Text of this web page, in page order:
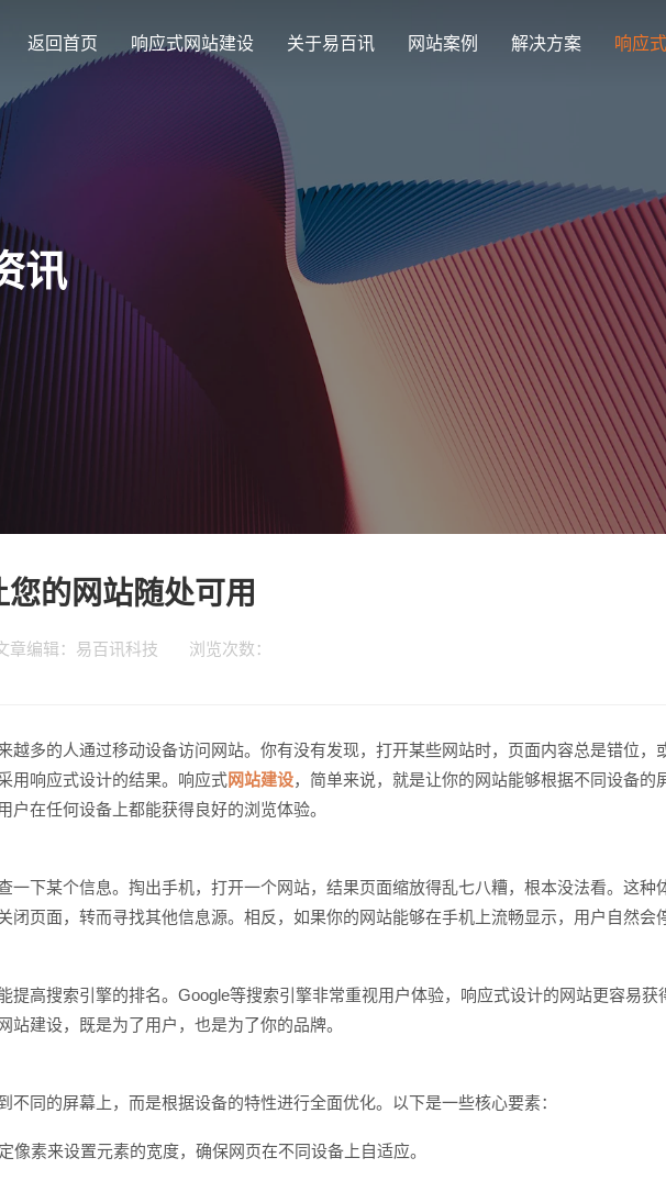
返回首页 响应式网站建设 关于易百讯 网站案例 解决方案 响应
讯
的网站随处可用
章编辑：易百讯科技 浏览次数：
越多的人通过移动设备访问网站。你有没有发现，打开某些网站时，页面内容总是错位，
用响应式设计的结果。响应式网站建设，简单来说，就是让你的网站能够根据不同设备的
在任何设备上都能获得良好的浏览体验。
一下某个信息。掏出手机，打开一个网站，结果页面缩放得乱七八糟，根本没法看。这种
闭页面，转而寻找其他信息源。相反，如果你的网站能够在手机上流畅显示，用户自然会
提高搜索引擎的排名。Google等搜索引擎非常重视用户体验，响应式设计的网站更容易获
建设，既是为了用户，也是为了你的品牌。
不同的屏幕上，而是根据设备的特性进行全面优化。以下是一些核心要素：
像素来设置元素的宽度，确保网页在不同设备上自适应。